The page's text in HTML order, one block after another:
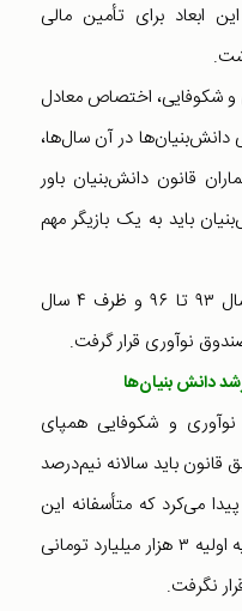
ابعاد برای تأمین مالی
و شکوفایی، اختصاص معادل
دانش‌بنیان‌ها در آن سال‌ها،
قانون دانش‌بنیان باور
باید به یک بازیگر مهم
ملکی‌فر خاطرنشان کرد: در عمل از سال ۹۳ تا ۹۶ و ظرف ۴ سال
دانش بنیان‌ها
نوآوری و شکوفایی همپای
باید سالانه نیم‌درصد
می‌کرد که متأسفانه این
اتفاق نیفتاد. ضمن آنکه همان سرمایه اولیه ۳ هزار میلیارد تومانی
نگرفت.